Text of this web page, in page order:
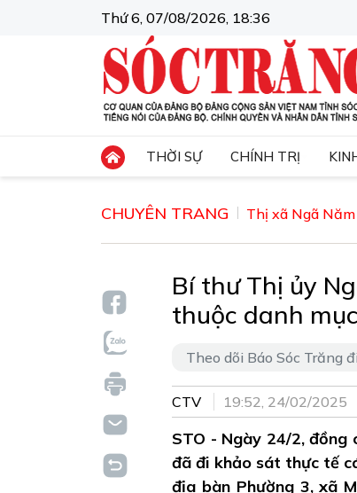
Thứ 6, 07/08/2026, 18:36
THỜI SỰ CHÍNH TRỊ
CHUYÊN TRANG Thị xã Ngã Năm
Bí thư Thị ủy
thuộc danh
Theo dõi Báo Sóc Trăng
CTV 19:52, 24/02/2025
STO - Ngày 24/2, đồng
đã đi khảo sát thực tế
địa bàn Phường 3, xã